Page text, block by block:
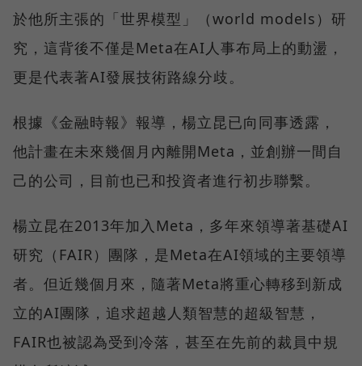
於他所主張的「世界模型」（world models）研
究，這背後不僅是Meta在AI人事布局上的動盪，
更是代表著AI發展技術路線分歧。
根據《金融時報》報導，楊立昆已向同事透露，
他計畫在未來幾個月內離開Meta，並創辦一間自
己的公司，目前也已和投資者進行初步聯繫。
楊立昆在2013年加入Meta，多年來領導著基礎AI
研究（FAIR）團隊，是Meta在AI領域的主要領導
者。但近幾個月來，隨著Meta將重心轉移到新成
立的AI團隊，追求超越人類智慧的超級智慧，
FAIR也被認為受到冷落，甚至在先前的裁員中規